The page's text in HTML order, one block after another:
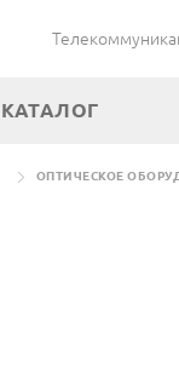
КАТАЛОГ
ОПТИЧЕСКОЕ